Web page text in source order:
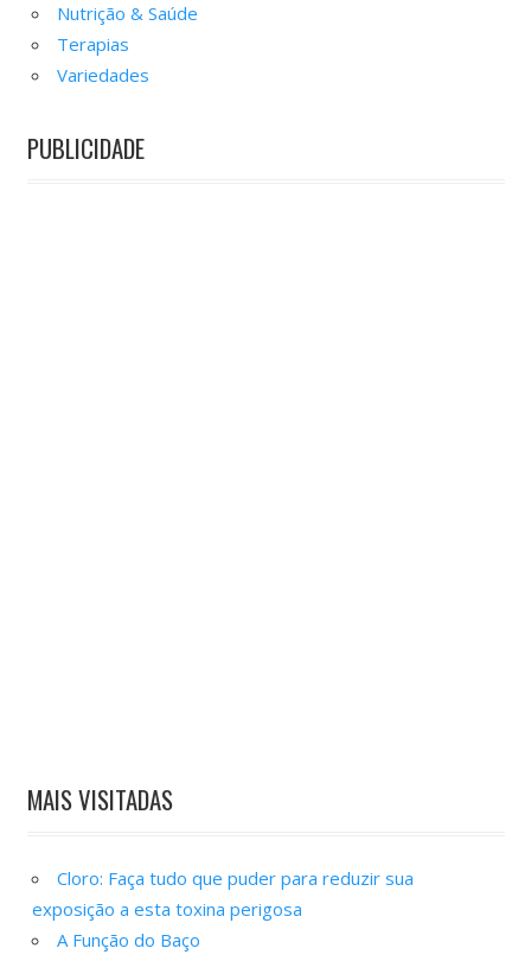
Nutrição & Saúde
Terapias
Variedades
PUBLICIDADE
MAIS VISITADAS
Cloro: Faça tudo que puder para reduzir sua
exposição a esta toxina perigosa
A Função do Baço